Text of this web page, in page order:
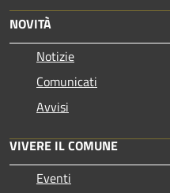
NOVITÀ
Notizie
Comunicati
Avvisi
VIVERE IL COMUNE
Eventi